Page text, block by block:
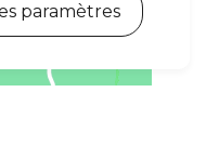
paramètres